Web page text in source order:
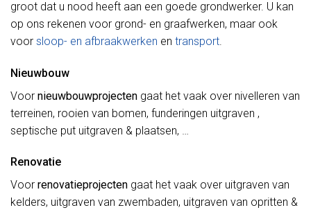
groot dat u nood heeft aan een goede grondwerker. U kan
op ons rekenen voor grond- en graafwerken, maar ook
voor sloop- en afbraakwerken en transport
Nieuwbouw
Voor nieuwbouwprojecten gaat het vaak over nivelleren van
terreinen, rooien van bomen, funderingen uitgraven ,
septische put uitgraven & plaatsen, …
Renovatie
Voor renovatieprojecten gaat het vaak over uitgraven van
kelders, uitgraven van zwembaden, uitgraven van opritten &